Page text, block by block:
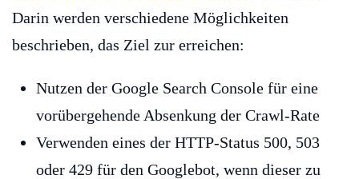
Darin werden verschiedene Möglichkeiten
beschrieben, das Ziel zur erreichen:
Nutzen der Google Search Console für eine
vorübergehende Absenkung der Crawl-Rate
Verwenden eines der HTTP-Status 500, 503
oder 429 für den Googlebot, wenn dieser zu